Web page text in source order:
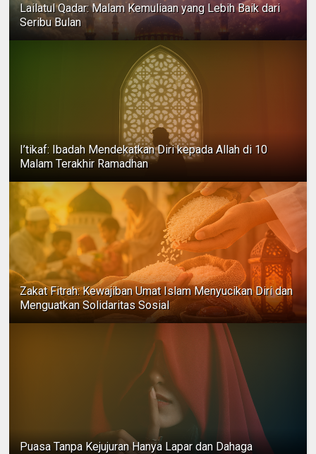
Lailatul Qadar: Malam Kemuliaan yang Lebih Baik dari
Seribu Bulan
I’tikaf: Ibadah Mendekatkan Diri kepada Allah di 10
Malam Terakhir Ramadhan
Zakat Fitrah: Kewajiban Umat Islam Menyucikan Diri dan
Menguatkan Solidaritas Sosial
Puasa Tanpa Kejujuran Hanya Lapar dan Dahaga